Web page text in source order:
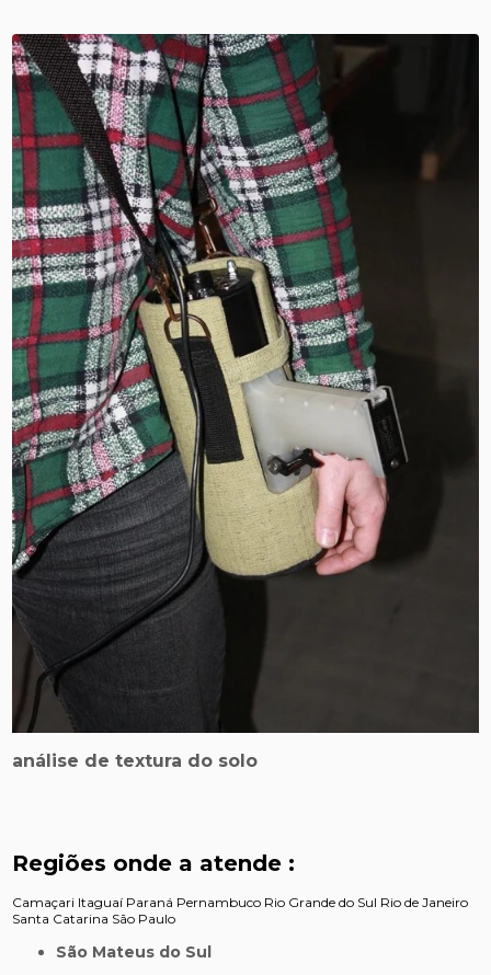
análise de textura do solo
Regiões onde a atende :
Camaçari Itaguaí Paraná Pernambuco Rio Grande do Sul Rio de Janeiro
Santa Catarina São Paulo
São Mateus do Sul